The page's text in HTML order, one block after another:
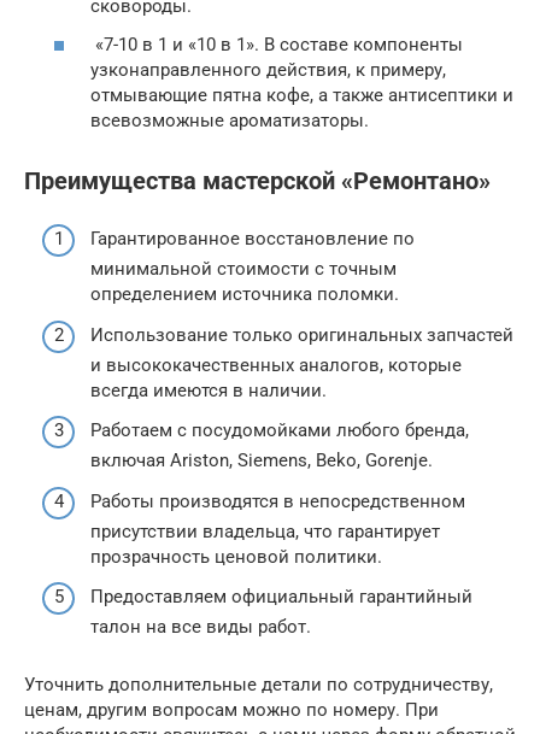
сковороды.
«7-10 в 1 и «10 в 1». В составе компоненты
узконаправленного действия, к примеру,
отмывающие пятна кофе, а также антисептики и
всевозможные ароматизаторы.
Преимущества мастерской «Ремонтано»
Гарантированное восстановление по
минимальной стоимости с точным
определением источника поломки.
Использование только оригинальных запчастей
и высококачественных аналогов, которые
всегда имеются в наличии.
Работаем с посудомойками любого бренда,
включая Ariston, Siemens, Beko, Gorenje.
Работы производятся в непосредственном
присутствии владельца, что гарантирует
прозрачность ценовой политики.
Предоставляем официальный гарантийный
талон на все виды работ.
Уточнить дополнительные детали по сотрудничеству,
ценам, другим вопросам можно по номеру. При